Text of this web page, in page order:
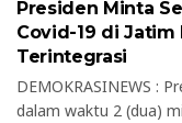
Presiden Minta
Covid-19 di Jatim
Terintegrasi
DEMOKRASINEWS :
dalam waktu 2 (dua)